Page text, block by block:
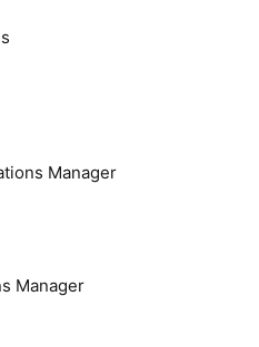
Manager
Manager